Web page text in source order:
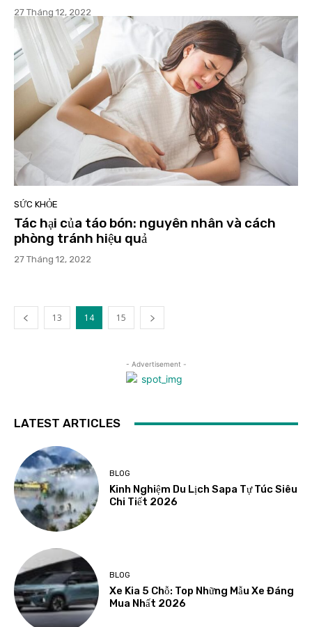
27 Tháng 12, 2022
SỨC KHỎE
Tác hại của táo bón: nguyên nhân và cách
phòng tránh hiệu quả
27 Tháng 12, 2022
13 14 15
- Advertisement -
LATEST ARTICLES
BLOG
Kinh Nghiệm Du Lịch Sapa Tự Túc Siêu
Chi Tiết 2026
BLOG
Xe Kia 5 Chỗ: Top Những Mẫu Xe Đáng
Mua Nhất 2026